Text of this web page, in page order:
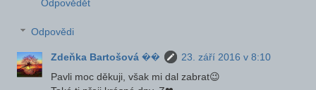
Odpovědět
Odpovědi
Zdeňka Bartošová ��
23. září 2016 v 8:10
Pavli moc děkuji, však mi dal zabrat😉